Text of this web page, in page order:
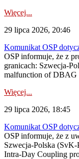
Więcej...
29 lipca 2026, 20:46
Komunikat OSP
OSP informuje, że z
granicach: Szwecja-
malfunction of DBAG
Więcej...
29 lipca 2026, 18:45
Komunikat OSP
OSP informuje, że z
Szwecja-Polska (SvK-
Intra-Day Coupling